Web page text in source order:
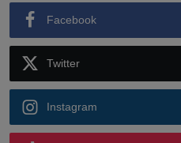
Facebook
Twitter
Instagram